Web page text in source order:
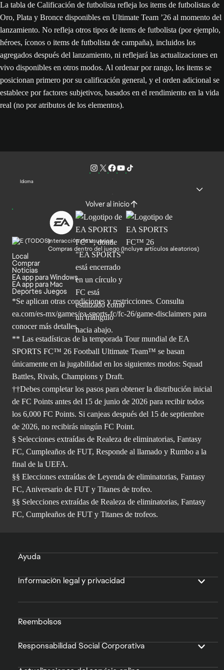
La tabla de Calificación de futbolista refleja los items de futbolistas de
Oro, Plata y Bronce disponibles en Ultimate Team ’26 al momento del
lanzamiento. No refleja otros tipos de items de futbolista (por ejemplo,
héroes, íconos o items de futbolista de campaña), incluidos los
agregados después del lanzamiento, ni reflejará las actualizaciones en
vivo disponibles en otros modos. Al ordenar por rango, los items se
posicionan primero por su calificación general, y el orden adicional se
establece por factores subjetivos, basados en el rendimiento en la vida
real (no por atributos de los elementos).
Idioma
Volver al inicio
Interacción de usuarios
Compras dentro del juego (Incluye artículos aleatorios)
Local
Comprar
Noticias
EA app para Windows
EA app para Mac
Deportes Juegos
*Se aplican otras condiciones y restricciones. Consulta
ea.com/es-mx/games/ea-sports-fc/fc-26/game-disclaimers para
conocer más detalles.
** Las estadísticas de la temporada Tour mundial de EA
SPORTS FC™ 26 Football Ultimate Team™ se basan
únicamente en la jugabilidad en los siguientes modos: Squad
Battles, Rivals, Champions y Draft.
††Debes completar los pasos para obtener la distribución inicial
de FC Points antes del 15 de junio de 2026 para recibir todos
los 6,000 FC Points. Si canjeas después del 15 de septiembre
de 2026, no recibirás ningún FC Point.
§ Selecciones extraídas de Realeza de eliminatorias, Fantasy
FC, Cumpleaños de FUT, Responde al llamado y Rumbo a la
final de la UEFA.
§§ Elecciones extraídas de Leyenda de eliminatorias, Fantasy
FC, Aniversario de FUT y Titanes de trofeo.
§§ Selecciones extraídas de Realeza de eliminatorias, Fantasy
FC, Cumpleaños de FUT y Titanes de trofeos.
Ayuda
Información legal y privacidad
Reembolsos
Responsabilidad Social Corporativa